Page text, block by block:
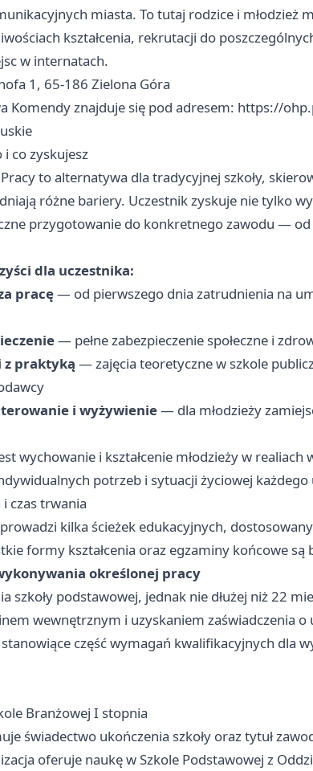
miasta. To tutaj rodzice i młodzież
kształcenia, rekrutacji do
w internatach.
1, 65-186 Zielona Góra
Komendy znajduje się pod adresem: https://
co zyskujesz
to alternatywa dla tradycyjnej szkoły,
różne bariery. Uczestnik zyskuje nie tylko
przygotowanie do konkretnego zawodu — od
dla uczestnika:
pracę— od pierwszego dnia zatrudnienia na
— pełne zabezpieczenie społeczne i
z praktyką — zajęcia teoretyczne w szkole
i wyżywienie— dla młodzieży
wychowanie i kształcenie młodzieży w realiach
potrzeb i sytuacji życiowej każdego
i czas trwania
kilka ścieżek edukacyjnych,
formy kształcenia oraz egzaminy końcowe są
określonej pracy
szkoły podstawowej, jednak nie dłużej niż 22
wewnętrznym i uzyskaniem zaświadczenia
część wymagań kwalifikacyjnych dla
Branżowej I stopnia
świadectwo ukończenia szkoły oraz tytuł
oferuje naukę w Szkole Podstawowej z